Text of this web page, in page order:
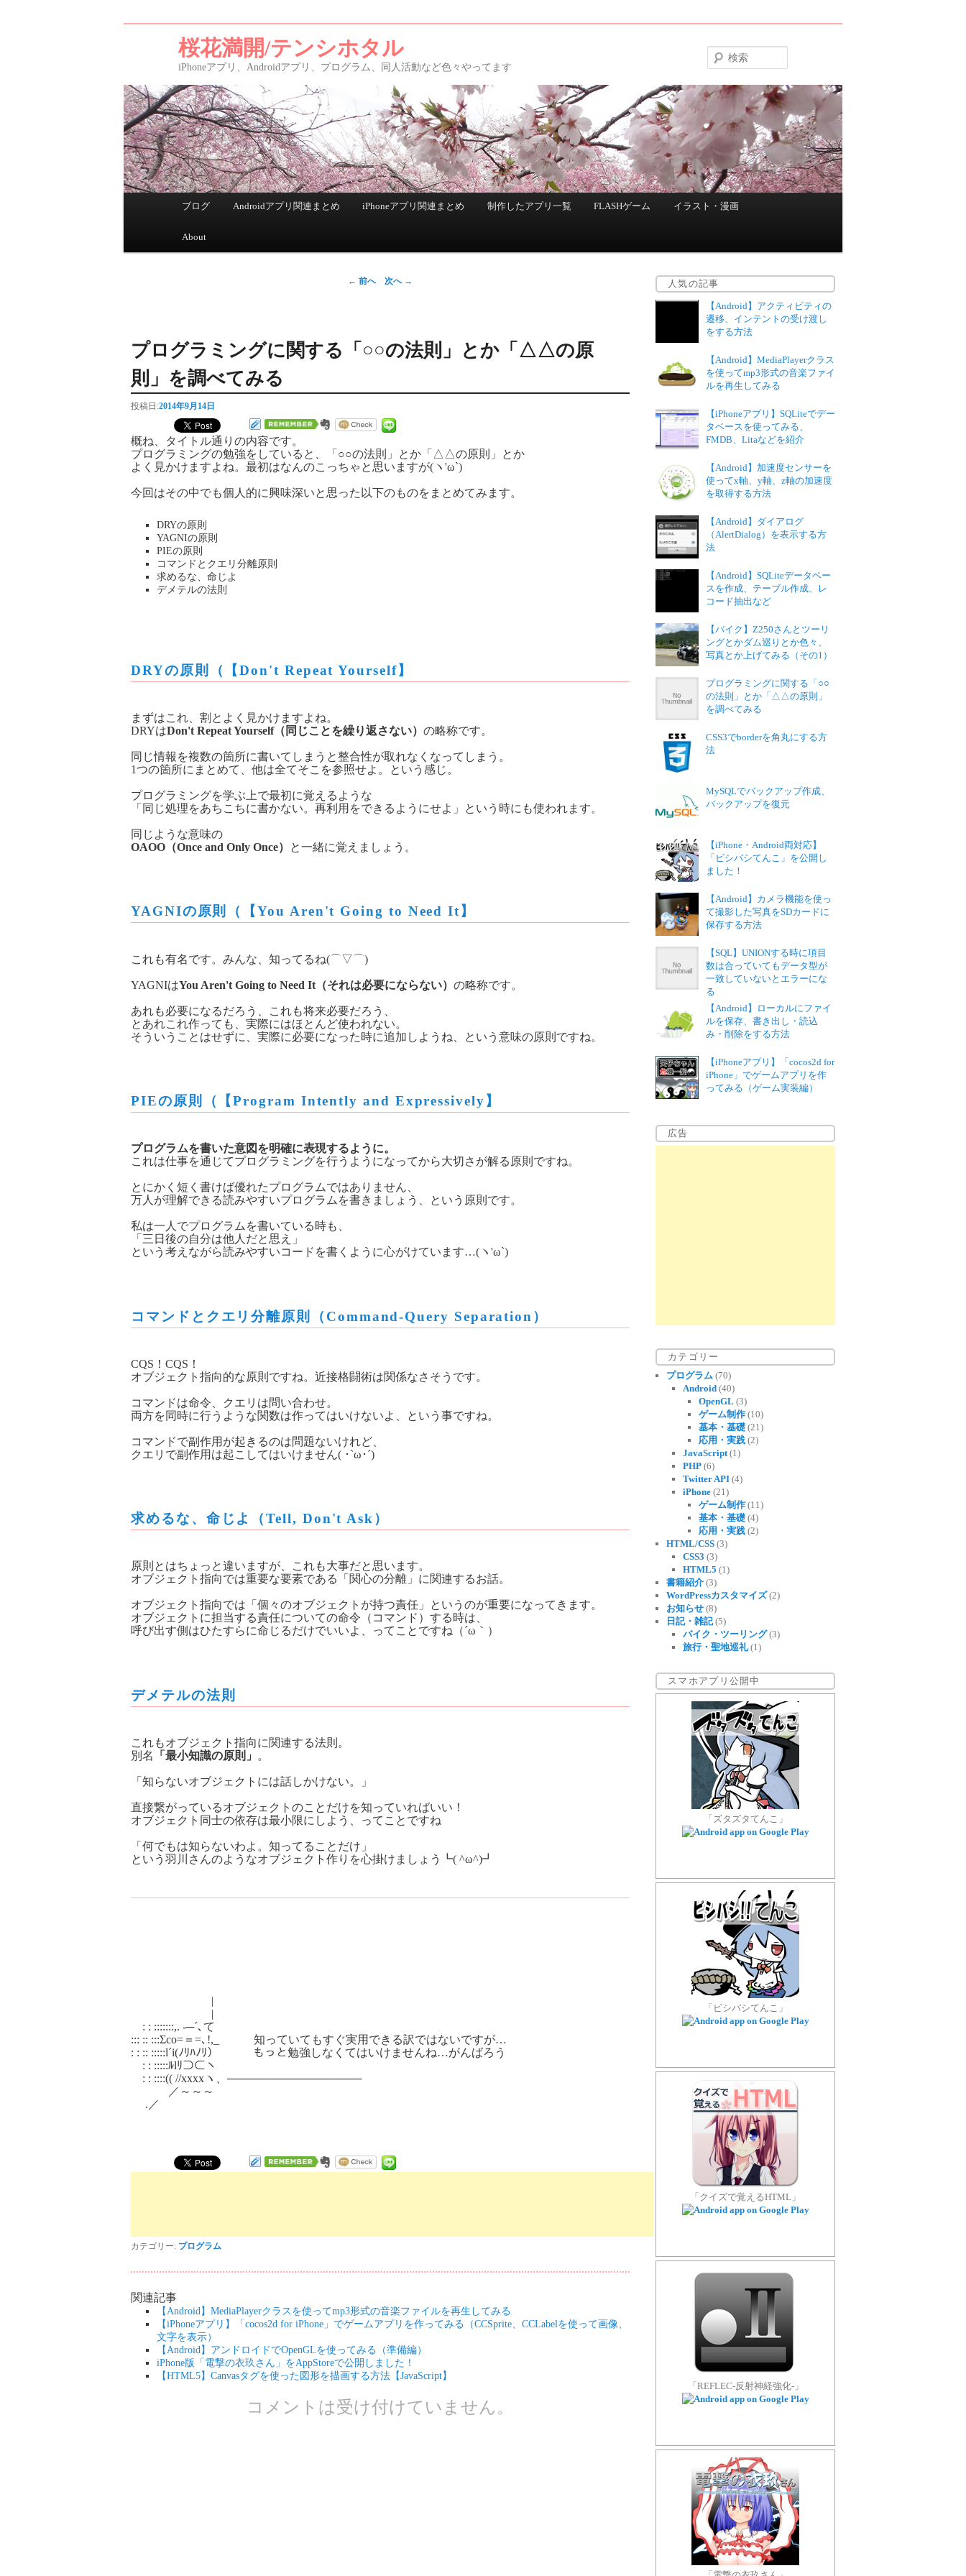
桜花満開/テンシホタル
iPhoneアプリ、Androidアプリ、プログラム、同人活動など色々やってます
メインメニュー
メインコンテンツへ移動
サブコンテンツへ移動
ブログ Androidアプリ関連まとめ iPhoneアプリ関連まとめ 制作したアプリ一覧 FLASHゲーム イラスト・漫画
About
← 前へ 次へ →
プログラミングに関する「○○の法則」とか「△△の原
則」を調べてみる
投稿日:2014年9月14日
概ね、タイトル通りの内容です。
プログラミングの勉強をしていると、「○○の法則」とか「△△の原則」とか
よく見かけますよね。最初はなんのこっちゃと思いますが(ヽ'ω`)
今回はその中でも個人的に興味深いと思った以下のものをまとめてみます。
DRYの原則
YAGNIの原則
PIEの原則
コマンドとクエリ分離原則
求めるな、命じよ
デメテルの法則
DRYの原則（【Don't Repeat Yourself】
まずはこれ、割とよく見かけますよね。
DRYはDon't Repeat Yourself（同じことを繰り返さない） の略称です。
同じ情報を複数の箇所に書いてしまうと整合性が取れなくなってしまう。
1つの箇所にまとめて、他は全てそこを参照せよ。という感じ。
プログラミングを学ぶ上で最初に覚えるような
「同じ処理をあちこちに書かない。再利用をできるようにせよ」という時にも使われます。
同じような意味の
OAOO（Once and Only Once）
と一緒に覚えましょう。
YAGNIの原則（【You Aren't Going to Need It】
これも有名です。みんな、知ってるね(⌒▽⌒)
YAGNIはYou Aren't Going to Need It（それは必要にならない） の略称です。
あれも必要になるだろう、これも将来必要だろう、
とあれこれ作っても、実際にはほとんど使われない。
そういうことはせずに、実際に必要になった時に追加しようね、という意味の原則ですね。
PIEの原則（【Program Intently and Expressively】
プログラムを書いた意図を明確に表現するように。
これは仕事を通じてプログラミングを行うようになってから大切さが解る原則ですね。
とにかく短く書けば優れたプログラムではありません、
万人が理解できる読みやすいプログラムを書きましょう、という原則です。
私は一人でプログラムを書いている時も、
「三日後の自分は他人だと思え」
という考えながら読みやすいコードを書くように心がけています…(ヽ'ω`)
コマンドとクエリ分離原則（Command-Query Separation）
CQS！CQS！
オブジェクト指向的な原則ですね。近接格闘術は関係なさそうです。
コマンドは命令、クエリは問い合わせ。
両方を同時に行うような関数は作ってはいけないよ、という事ですね。
コマンドで副作用が起きるのは問題ないけれど、
クエリで副作用は起こしてはいけません( ･`ω･´)
求めるな、命じよ（Tell, Don't Ask）
原則とはちょっと違いますが、これも大事だと思います。
オブジェクト指向では重要な要素である「関心の分離」に関連するお話。
オブジェクト指向では「個々のオブジェクトが持つ責任」というのが重要になってきます。
オブジェクトに担当する責任についての命令（コマンド）する時は、
呼び出す側はひたすらに命じるだけでいいよ、ってことですね（´ω｀）
デメテルの法則
これもオブジェクト指向に関連する法則。
別名
「最小知識の原則」 。
「知らないオブジェクトには話しかけない。」
直接繋がっているオブジェクトのことだけを知っていればいい！
オブジェクト同士の依存は最小限にしよう、ってことですね
「何でもは知らないわよ。知ってることだけ」
という羽川さんのようなオブジェクト作りを心掛けましょう┗( ^ω^)┛
|
|
: : :::::::,. -─´､て
::: :: :::Σco=＝=､!,_ 知っていてもすぐ実用できる訳ではないですが…
: : :: :::::l´i(ﾉﾘﾊﾉﾘ） もっと勉強しなくてはいけませんね…がんばろう
: : :::::ﾙlﾘ⊃⊂ヽ
: : ::::(( //xxxxヽ、─────────────────
／～～～
.／
カテゴリー: プログラム
関連記事
【Android】MediaPlayerクラスを使ってmp3形式の音楽ファイルを再生してみる
【iPhoneアプリ】「cocos2d for iPhone」でゲームアプリを作ってみる（CCSprite、CCLabelを使って画像、
文字を表示）
【Android】アンドロイドでOpenGLを使ってみる（準備編）
iPhone版「電撃の衣玖さん」をAppStoreで公開しました！
【HTML5】Canvasタグを使った図形を描画する方法【JavaScript】
コメントは受け付けていません。
人気の記事
【Android】アクティビティの
遷移、インテントの受け渡し
をする方法
【Android】MediaPlayerクラス
を使ってmp3形式の音楽ファイ
ルを再生してみる
【iPhoneアプリ】SQLiteでデー
タベースを使ってみる、
FMDB、Litaなどを紹介
【Android】加速度センサーを
使ってx軸、y軸、z軸の加速度
を取得する方法
【Android】ダイアログ
（AlertDialog）を表示する方
法
【Android】SQLiteデータベー
スを作成、テーブル作成、レ
コード抽出など
【バイク】Z250さんとツーリ
ングとかダム巡りとか色々、
写真とか上げてみる（その1）
プログラミングに関する「○○
の法則」とか「△△の原則」
を調べてみる
CSS3でborderを角丸にする方
法
MySQLでバックアップ作成、
バックアップを復元
【iPhone・Android両対応】
「ビシバシてんこ」を公開し
ました！
【Android】カメラ機能を使っ
て撮影した写真をSDカードに
保存する方法
【SQL】UNIONする時に項目
数は合っていてもデータ型が
一致していないとエラーにな
る
【Android】ローカルにファイ
ルを保存、書き出し・読込
み・削除をする方法
【iPhoneアプリ】「cocos2d for
iPhone」でゲームアプリを作
ってみる（ゲーム実装編）
広告
カテゴリー
プログラム (70)
Android(40)
OpenGL (3)
ゲーム制作 (10)
基本・基礎 (21)
応用・実践 (2)
JavaScript(1)
PHP(6)
Twitter API(4)
iPhone(21)
ゲーム制作 (11)
基本・基礎 (4)
応用・実践 (2)
HTML/CSS (3)
CSS3 (3)
HTML5 (1)
書籍紹介 (3)
WordPressカスタマイズ(2)
お知らせ (8)
日記・雑記(5)
バイク・ツーリング(3)
旅行・聖地巡礼(1)
スマホアプリ公開中
「ズタズタてんこ」
「ビシバシてんこ」
「クイズで覚えるHTML」
「REFLEC-反射神経強化-」